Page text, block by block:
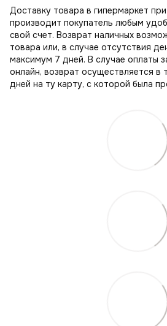
Доставку товара в гипермаркет
производит покупатель любым
свой счет. Возврат наличных
товара или, в случае отсутствия
максимум 7 дней. В случае оплаты
онлайн, возврат осуществляется в
дней на ту карту, с которой была